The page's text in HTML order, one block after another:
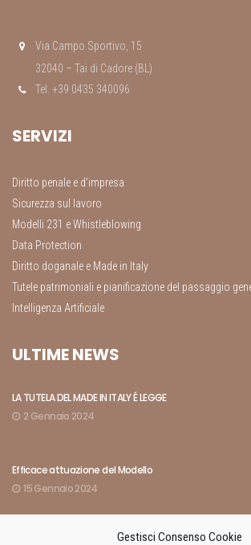
Gestisci Consenso Cookie
Via Campo Sportivo, 15
32040 – Tai di Cadore (BL)
Tel. +39 0435 340096
SERVIZI
Diritto penale e d’impresa
Sicurezza sul lavoro
Modelli 231 e Whistleblowing
Data Protection
Diritto doganale e Made in Italy
Tutele patrimoniali e pianificazione del passaggio
Intelligenza Artificiale
ULTIME NEWS
LA TUTELA DEL MADE IN ITALY É LEGGE
2 Gennaio 2024
Efficace attuazione del Modello
15 Gennaio 2024